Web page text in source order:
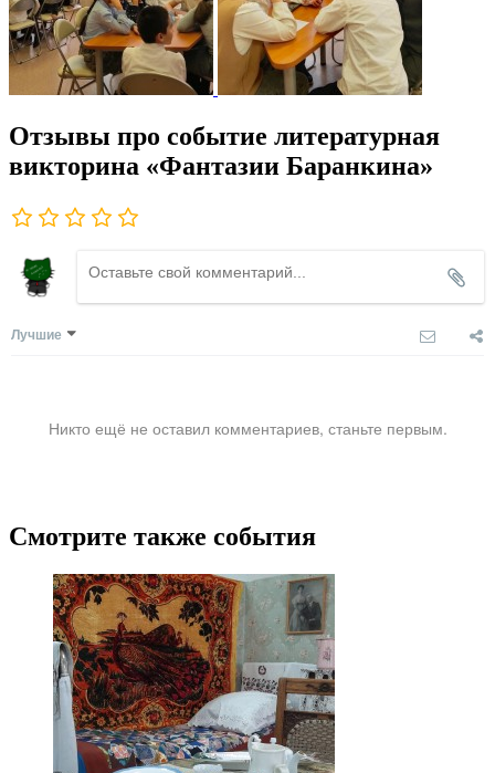
Отзывы про событие литературная
викторина «Фантазии Баранкина»
Лучшие
Никто ещё не оставил комментариев, станьте первым.
Смотрите также события